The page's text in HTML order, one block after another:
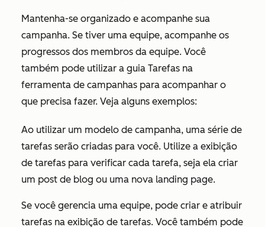
Mantenha-se organizado e acompanhe sua
campanha. Se tiver uma equipe, acompanhe os
progressos dos membros da equipe. Você
também pode utilizar a guia Tarefas na
ferramenta de campanhas para acompanhar o
que precisa fazer. Veja alguns exemplos:
Ao utilizar um modelo de campanha, uma série de
tarefas serão criadas para você. Utilize a exibição
de tarefas para verificar cada tarefa, seja ela criar
um post de blog ou uma nova landing page.
Se você gerencia uma equipe, pode criar e atribuir
tarefas na exibição de tarefas. Você também pode